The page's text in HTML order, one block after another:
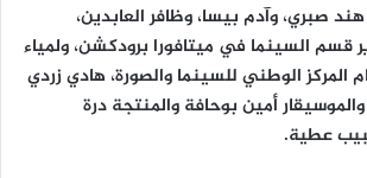
صبري، وآدم بيسا، وظافر العابدين،
السينما في ميتافورا برودكشن، ولمياء
المركز الوطني للسينما والصورة، هادي زردي
أمين بوحافة والمنتجة درة
عطية.